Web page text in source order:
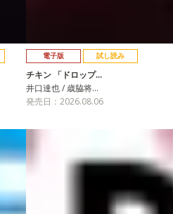
電子版 試し読み
チキン 「ドロップ…
井口達也 / 歳脇将…
発売日：2026.08.06